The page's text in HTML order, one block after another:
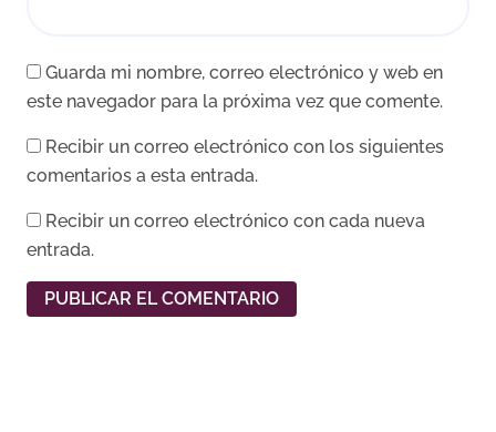
Guarda mi nombre, correo electrónico y web en
este navegador para la próxima vez que comente.
Recibir un correo electrónico con los siguientes
comentarios a esta entrada.
Recibir un correo electrónico con cada nueva
entrada.